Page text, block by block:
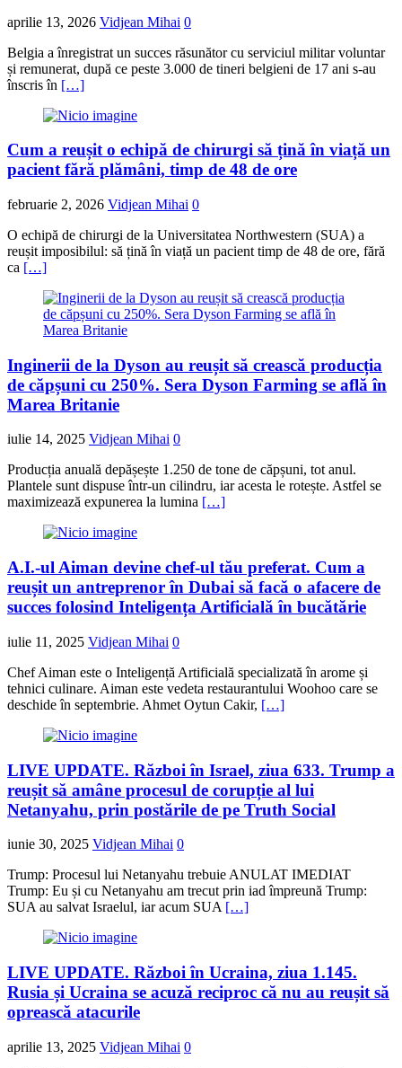
aprilie 13, 2026 Vidjean Mihai 0
Belgia a înregistrat un succes răsunător cu serviciul militar voluntar
și remunerat, după ce peste 3.000 de tineri belgieni de 17 ani s-au
înscris în […]
Cum a reușit o echipă de chirurgi să țină în viață un
pacient fără plămâni, timp de 48 de ore
februarie 2, 2026 Vidjean Mihai 0
O echipă de chirurgi de la Universitatea Northwestern (SUA) a
reușit imposibilul: să țină în viață un pacient timp de 48 de ore, fără
ca […]
Inginerii de la Dyson au reușit să crească producția
de căpșuni cu 250%. Sera Dyson Farming se află în
Marea Britanie
iulie 14, 2025 Vidjean Mihai 0
Producția anuală depășește 1.250 de tone de căpșuni, tot anul.
Plantele sunt dispuse într-un cilindru, iar acesta le rotește. Astfel se
maximizează expunerea la lumina […]
A.I.-ul Aiman devine chef-ul tău preferat. Cum a
reușit un antreprenor în Dubai să facă o afacere de
succes folosind Inteligența Artificială în bucătărie
iulie 11, 2025 Vidjean Mihai 0
Chef Aiman este o Inteligență Artificială specializată în arome și
tehnici culinare. Aiman este vedeta restaurantului Woohoo care se
deschide în septembrie. Ahmet Oytun Cakir, […]
LIVE UPDATE. Război în Israel, ziua 633. Trump a
reușit să amâne procesul de corupție al lui
Netanyahu, prin postările de pe Truth Social
iunie 30, 2025 Vidjean Mihai 0
Trump: Procesul lui Netanyahu trebuie ANULAT IMEDIAT
Trump: Eu și cu Netanyahu am trecut prin iad împreună Trump:
SUA au salvat Israelul, iar acum SUA […]
LIVE UPDATE. Război în Ucraina, ziua 1.145.
Rusia și Ucraina se acuză reciproc că nu au reușit să
oprească atacurile
aprilie 13, 2025 Vidjean Mihai 0